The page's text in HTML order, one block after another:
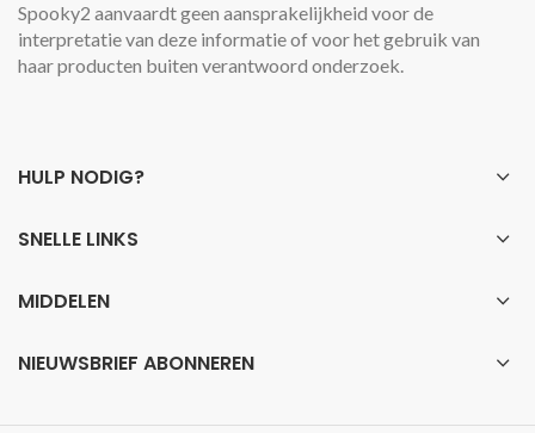
Spooky2 aanvaardt geen aansprakelijkheid voor de
interpretatie van deze informatie of voor het gebruik van
haar producten buiten verantwoord onderzoek.
HULP NODIG?
SNELLE LINKS
MIDDELEN
NIEUWSBRIEF ABONNEREN